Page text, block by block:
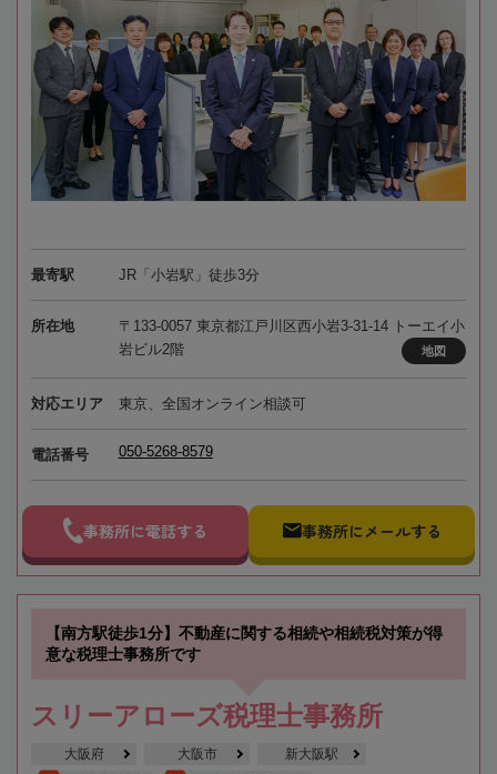
最寄駅 JR「小岩駅」徒歩3分
所在地
〒133-0057 東京都江戸川区西小岩3-31-14 トーエイ小
岩ビル2階
地図
対応エリア 東京、全国オンライン相談可
電話番号 050-5268-8579
事務所に電話する 事務所にメールする
【南方駅徒歩1分】不動産に関する相続や相続税対策が得
意な税理士事務所です
スリーアローズ税理士事務所
大阪府 大阪市 新大阪駅